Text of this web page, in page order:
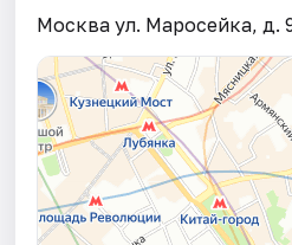
Москва ул. Маросейка, д.